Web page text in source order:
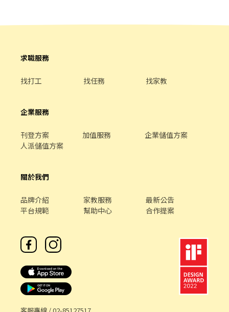
求職服務
找打工 找任務 找家教
企業服務
刊登方案 加值服務
企業儲值方案
人派儲值方案
關於我們
品牌介紹 家教服務
最新公告
平台規範
幫助中心 合作提案